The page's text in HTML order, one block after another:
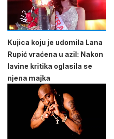
Kujica koju je udomila Lana
Rupić vraćena u azil: Nakon
lavine kritika oglasila se
njena majka